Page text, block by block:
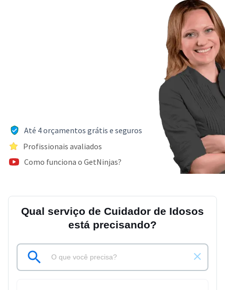
Até 4 orçamentos grátis e seguros
Profissionais avaliados
Como funciona o GetNinjas?
Qual serviço de Cuidador de Idosos
está precisando?